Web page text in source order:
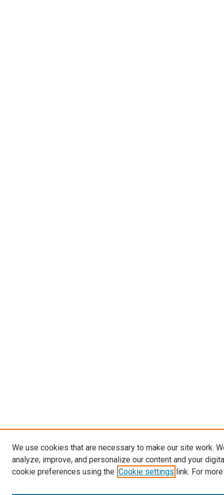
We use cookies that are necessary to make our site work.
analyze, improve, and personalize our content and your
cookie preferences using the Cookie settings link. For